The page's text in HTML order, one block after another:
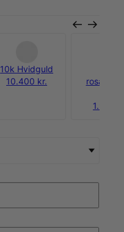
10k Hvidguld
10.400 kr.
1.950